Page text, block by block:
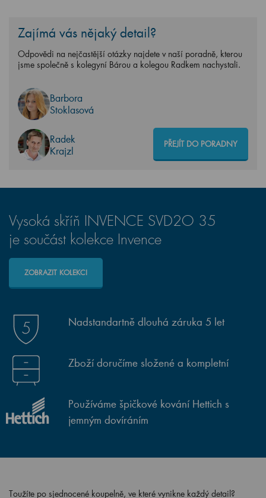
Zajímá vás nějaký detail?
Odpovědi na nejčastější otázky najdete v naší poradně, kterou
jsme společně s kolegyní Bárou a kolegou Radkem nachystali.
Barbora
Stoklasová
Radek
Krajzl
PŘEJÍT DO PORADNY
Vysoká skříň INVENCE SVD2O 35
je součást kolekce Invence
Nadstandartně dlouhá záruka 5 let
Zboží doručíme složené a kompletní
Používáme špičkové kování Hettich s
jemným dovíráním
Toužíte po sjednocené koupelně, ve které vynikne každý detail?